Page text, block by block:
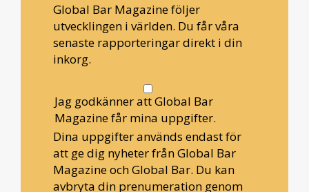
Global Bar Magazine följer
utvecklingen i världen. Du får våra
senaste rapporteringar direkt i din
inkorg.
Jag godkänner att Global Bar
Magazine får mina uppgifter.
Dina uppgifter används endast för
att ge dig nyheter från Global Bar
Magazine och Global Bar. Du kan
avbryta din prenumeration genom